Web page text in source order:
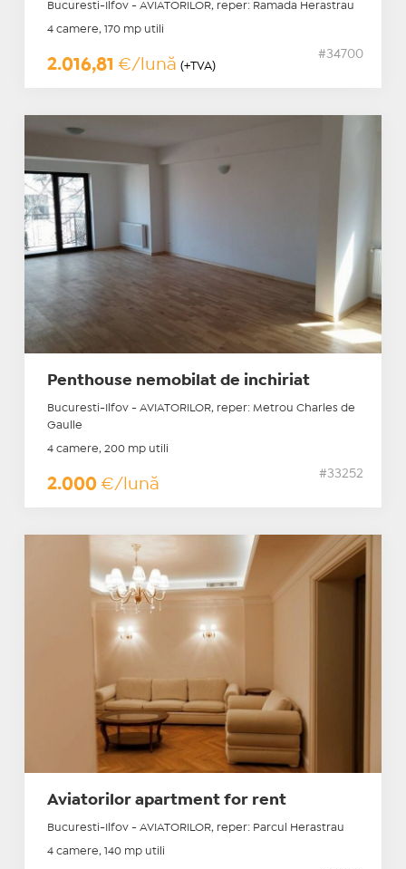
Bucuresti-Ilfov - AVIATORILOR, reper: Ramada Herastrau
4 camere, 170 mp utili
2.016,81 €/lună (+TVA)
#34700
Penthouse nemobilat de inchiriat
Bucuresti-Ilfov - AVIATORILOR, reper: Metrou Charles de
Gaulle
4 camere, 200 mp utili
2.000 €/lună
#33252
Aviatorilor apartment for rent
Bucuresti-Ilfov - AVIATORILOR, reper: Parcul Herastrau
4 camere, 140 mp utili